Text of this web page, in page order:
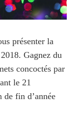
présenter la
Gagnez du
concoctés par
le 21
fin d’année